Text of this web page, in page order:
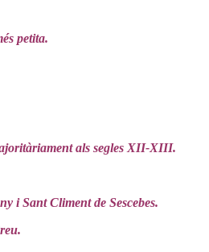
petita.
als segles XII-XIII.
i Sant Climent de Sescebes.